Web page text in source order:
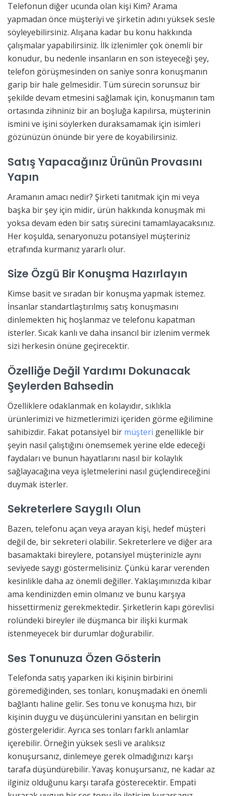
Telefonun diğer ucunda olan kişi Kim? Arama
yapmadan önce müşteriyi ve şirketin adını yüksek sesle
söyleyebilirsiniz. Alışana kadar bu konu hakkında
çalışmalar yapabilirsiniz. İlk izlenimler çok önemli bir
konudur, bu nedenle insanların en son isteyeceği şey,
telefon görüşmesinden on saniye sonra konuşmanın
garip bir hale gelmesidir. Tüm sürecin sorunsuz bir
şekilde devam etmesini sağlamak için, konuşmanın tam
ortasında zihniniz bir an boşluğa kapılırsa, müşterinin
ismini ve işini söylerken duraksamamak için isimleri
gözünüzün önünde bir yere de koyabilirsiniz.
Satış Yapacağınız Ürünün Provasını
Yapın
Aramanın amacı nedir? Şirketi tanıtmak için mi veya
başka bir şey için midir, ürün hakkında konuşmak mi
yoksa devam eden bir satış sürecini tamamlayacaksınız.
Her koşulda, senaryonuzu potansiyel müşteriniz
etrafında kurmanız yararlı olur.
Size Özgü Bir Konuşma Hazırlayın
Kimse basit ve sıradan bir konuşma yapmak istemez.
İnsanlar standartlaştırılmış satış konuşmasını
dinlemekten hiç hoşlanmaz ve telefonu kapatman
isterler. Sıcak kanlı ve daha insancıl bir izlenim vermek
sizi herkesin önüne geçirecektir.
Özelliğe Değil Yardımı Dokunacak
Şeylerden Bahsedin
Özelliklere odaklanmak en kolayıdır, sıklıkla
ürünlerimizi ve hizmetlerimizi içeriden görme eğilimine
sahibizdir. Fakat potansiyel bir müşteri genellikle bir
şeyin nasıl çalıştığını önemsemek yerine elde edeceği
faydaları ve bunun hayatlarını nasıl bir kolaylık
sağlayacağına veya işletmelerini nasıl güçlendireceğini
duymak isterler.
Sekreterlere Saygılı Olun
Bazen, telefonu açan veya arayan kişi, hedef müşteri
değil de, bir sekreteri olabilir. Sekreterlere ve diğer ara
basamaktaki bireylere, potansiyel müşterinizle aynı
seviyede saygı göstermelisiniz. Çünkü karar verenden
kesinlikle daha az önemli değiller. Yaklaşımınızda kibar
ama kendinizden emin olmanız ve bunu karşıya
hissettirmeniz gerekmektedir. Şirketlerin kapı görevlisi
rolündeki bireyler ile düşmanca bir ilişki kurmak
istenmeyecek bir durumlar doğurabilir.
Ses Tonunuza Özen Gösterin
Telefonda satış yaparken iki kişinin birbirini
göremediğinden, ses tonları, konuşmadaki en önemli
bağlantı haline gelir. Ses tonu ve konuşma hızı, bir
kişinin duygu ve düşüncülerini yansıtan en belirgin
göstergeleridir. Ayrıca ses tonları farklı anlamlar
içerebilir. Örneğin yüksek sesli ve aralıksız
konuşursanız, dinlemeye gerek olmadığınızı karşı
tarafa düşündürebilir. Yavaş konuşursanız, ne kadar az
ilginiz olduğunu karşı tarafa gösterecektir. Empati